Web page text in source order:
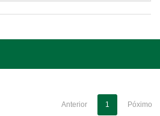
Anterior 1 Póximo